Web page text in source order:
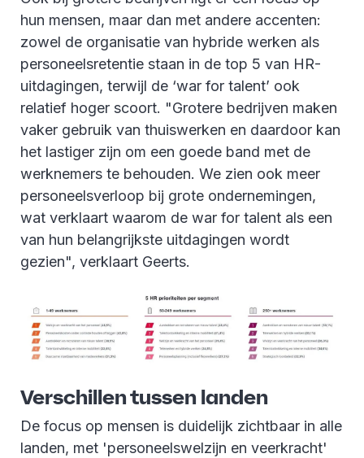
hun mensen, maar dan met andere accenten:
zowel de organisatie van hybride werken als
personeelsretentie staan in de top 5 van HR-
uitdagingen, terwijl de ‘war for talent’ ook
relatief hoger scoort. "Grotere bedrijven maken
vaker gebruik van thuiswerken en daardoor kan
het lastiger zijn om een goede band met de
werknemers te behouden. We zien ook meer
personeelsverloop bij grote ondernemingen,
wat verklaart waarom de war for talent als een
van hun belangrijkste uitdagingen wordt
gezien", verklaart Geerts.
Verschillen tussen landen
De focus op mensen is duidelijk zichtbaar in alle
landen, met 'personeelswelzijn en veerkracht'